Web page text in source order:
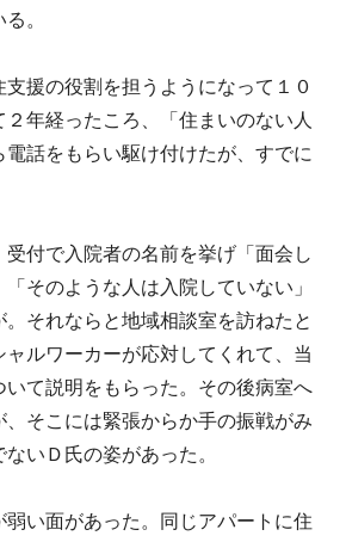
。
援の役割を担うようになって１０
年経ったころ、「住まいのない人
話をもらい駆け付けたが、すでに
付で入院者の名前を挙げ「面会し
そのような人は入院していない」
。それならと地域相談室を訪ねたと
ャルワーカーが応対してくれて、当
いて説明をもらった。その後病室へ
そこには緊張からか手の振戦がみ
いＤ氏の姿があった。
い面があった。同じアパートに住